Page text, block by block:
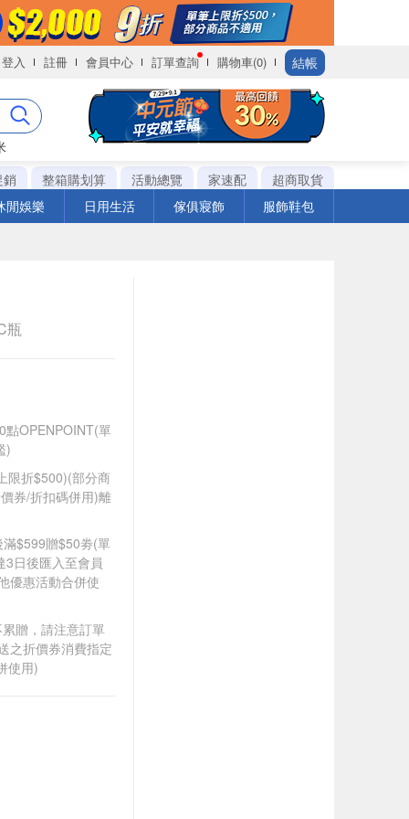
登入 註冊 會員中心 訂單查詢 購物車(0) 結帳
銷
整箱購划算 活動總覽 家速配
超商取貨
閒娛樂
日用生活 傢俱寢飾 服飾鞋包
瓶
點OPENPOINT(單
)
限折$500)(部分商
券/折扣碼併用)離
$599贈$50劵(單
3日後匯入至會員
優惠活動合併使
贈，請注意訂單
之折價券消費指定
使用)